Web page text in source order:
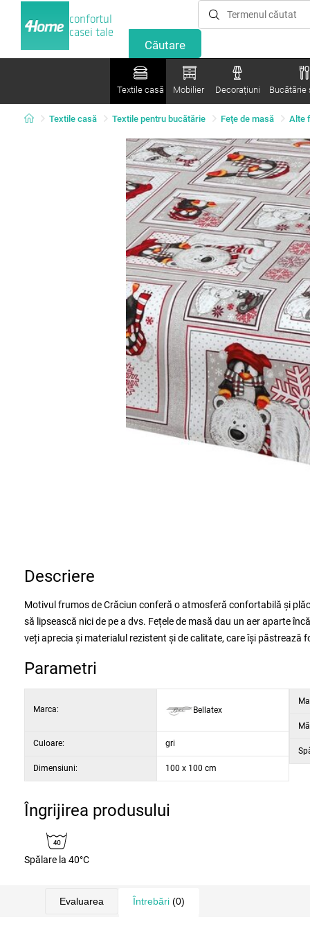
confortul
casei tale
Textile casă Mobilier Decorațiuni Bucătărie
Textile casă Textile pentru bucătărie Feţe de masă Alte
Descriere
Motivul frumos de Crăciun conferă o atmosferă confortabilă și
să lipsească nici de pe a dvs. Fețele de masă dau un aer aparte
veți aprecia și materialul rezistent şi de calitate, care își păstrează
Parametri
Marca: Bellatex
Culoare: gri
Dimensiuni: 100 x 100 cm
Îngrijirea produsului
Spălare la 40°C
Evaluarea Întrebări (0)